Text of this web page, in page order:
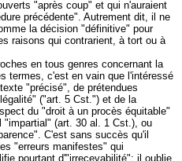
"après coup" et qui n'auraient
précédente". Autrement dit, il ne
la décision "définitive" pour
raisons qui contrarient, à tort ou à
en tous genres concernant la
termes, c'est en vain que l'intéressé
"précisé", de prétendues
("art. 5 Cst.") et de la
du "droit à un procès équitable"
"impartial" (art. 30 al. 1 Cst.), ou
C'est sans succès qu'il
"erreurs manifestes" qui
pourtant d'"irrecevabilité"; il oublie